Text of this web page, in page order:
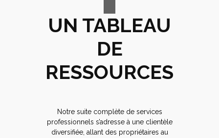
UN TABLEAU
DE
RESSOURCES
Notre suite complète de services
professionnels s’adresse à une clientèle
diversifiée, allant des propriétaires au